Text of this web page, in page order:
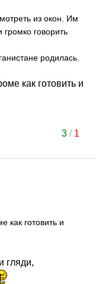
из окон. Им
говорить
родилась.
как готовить и
3/ 1
как готовить и
гляди,